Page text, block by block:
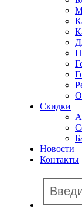
Скидки
Новости
Контакты